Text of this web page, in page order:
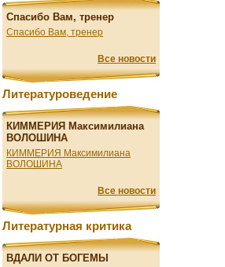
Спасибо Вам, тренер
Спасибо Вам, тренер
Все новости
Литературоведение
КИММЕРИЯ Максимилиана
ВОЛОШИНА
КИММЕРИЯ Максимилиана
ВОЛОШИНА
Все новости
Литературная критика
ВДАЛИ ОТ БОГЕМЫ